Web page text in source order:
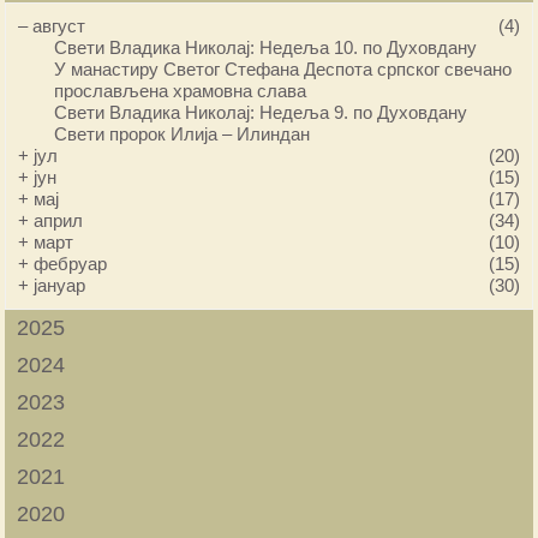
–август
(4)
Свети Владика Николај: Недеља 10. по Духовдану
У манастиру Светог Стефана Деспота српског свечано
прослављена храмовна слава
Свети Владика Николај: Недеља 9. по Духовдану
Свети пророк Илија – Илиндан
+ јул
(20)
+ јун
(15)
+ мај
(17)
+април
(34)
+ март
(10)
+фебруар
(15)
+ јануар (30)
2025
2024
2023
2022
2021
2020